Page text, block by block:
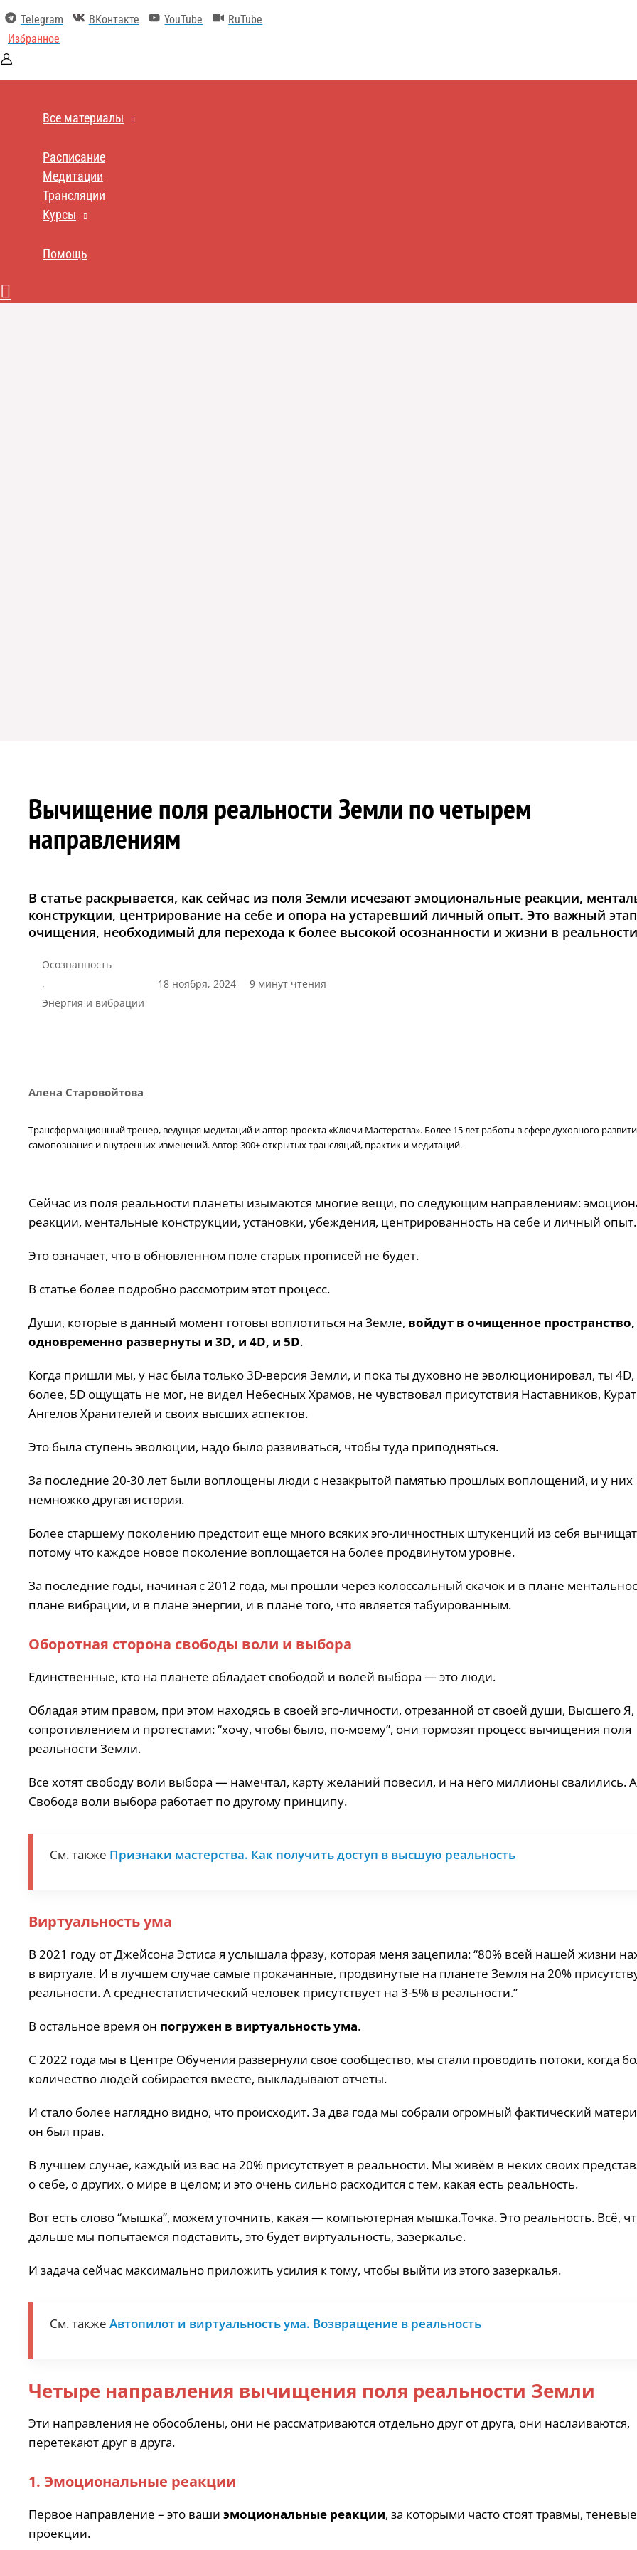
содержимому
Telegram ВКонтакте YouTube
RuTube
Избранное
Все материалы
Расписание
Медитации
Трансляции
Курсы
Помощь
Поиск
Вычищение поля реальности Земли по четырем
направлениям
В статье раскрывается, как сейчас из поля Земли исчезают эмоциональные реакции,
конструкции, центрирование на себе и опора на устаревший личный опыт. Это важный этап
очищения, необходимый для перехода к более высокой осознанности и жизни в
Осознанность
,
Энергия и вибрации
18 ноября, 2024 9 минут чтения
Алена Старовойтова
Трансформационный тренер, ведущая медитаций и автор проекта «Ключи Мастерства». Более 15 лет работы в сфере духовного
самопознания и внутренних изменений. Автор 300+ открытых трансляций, практик и медитаций.
Сейчас из поля реальности планеты изымаются многие вещи, по следующим направлениям:
реакции, ментальные конструкции, установки, убеждения, центрированность на себе и личный опыт.
Это означает, что в обновленном поле старых прописей не будет.
В статье более подробно рассмотрим этот процесс.
Души, которые в данный момент готовы воплотиться на Земле, войдут в очищенное пространство,
одновременно развернуты и 3D, и 4D, и 5D.
Когда пришли мы, у нас была только 3D-версия Земли, и пока ты духовно не эволюционировал, ты 4D,
более, 5D ощущать не мог, не видел Небесных Храмов, не чувствовал присутствия Наставников,
Ангелов Хранителей и своих высших аспектов.
Это была ступень эволюции, надо было развиваться, чтобы туда приподняться.
За последние 20-30 лет были воплощены люди с незакрытой памятью прошлых воплощений, и у них
немножко другая история.
Более старшему поколению предстоит еще много всяких эго-личностных штукенций из себя
потому что каждое новое поколение воплощается на более продвинутом уровне.
За последние годы, начиная с 2012 года, мы прошли через колоссальный скачок и в плане
плане вибрации, и в плане энергии, и в плане того, что является табуированным.
Оборотная сторона свободы воли и выбора
Единственные, кто на планете обладает свободой и волей выбора — это люди.
Обладая этим правом, при этом находясь в своей эго-личности, отрезанной от своей души, Высшего
сопротивлением и протестами: “хочу, чтобы было, по-моему”, они тормозят процесс вычищения поля
реальности Земли.
Все хотят свободу воли выбора — намечтал, карту желаний повесил, и на него миллионы свалились. А
Свобода воли выбора работает по другому принципу.
См. также Признаки мастерства. Как получить доступ в высшую реальность
Виртуальность ума
В 2021 году от Джейсона Эстиса я услышала фразу, которая меня зацепила: “80% всей нашей жизни
в виртуале. И в лучшем случае самые прокачанные, продвинутые на планете Земля на 20%
реальности. А среднестатистический человек присутствует на 3-5% в реальности.”
В остальное время он погружен в виртуальность ума.
С 2022 года мы в Центре Обучения развернули свое сообщество, мы стали проводить потоки, когда
количество людей собирается вместе, выкладывают отчеты.
И стало более наглядно видно, что происходит. За два года мы собрали огромный фактический
он был прав.
В лучшем случае, каждый из вас на 20% присутствует в реальности. Мы живём в неких своих
о себе, о других, о мире в целом; и это очень сильно расходится с тем, какая есть реальность.
Вот есть слово “мышка”, можем уточнить, какая — компьютерная мышка.Точка. Это реальность. Всё,
дальше мы попытаемся подставить, это будет виртуальность, зазеркалье.
И задача сейчас максимально приложить усилия к тому, чтобы выйти из этого зазеркалья.
См. также Автопилот и виртуальность ума. Возвращение в реальность
Четыре направления вычищения поля реальности Земли
Эти направления не обособлены, они не рассматриваются отдельно друг от друга, они наслаиваются,
перетекают друг в друга.
1. Эмоциональные реакции
Первое направление – это ваши эмоциональные реакции, за которыми часто стоят травмы, теневые
проекции.